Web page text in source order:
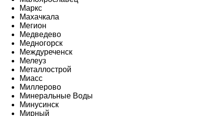
Маркс
Махачкала
Мегион
Медведево
Медногорск
Междуреченск
Мелеуз
Металлострой
Миасс
Миллерово
Минеральные Воды
Минусинск
Мирный